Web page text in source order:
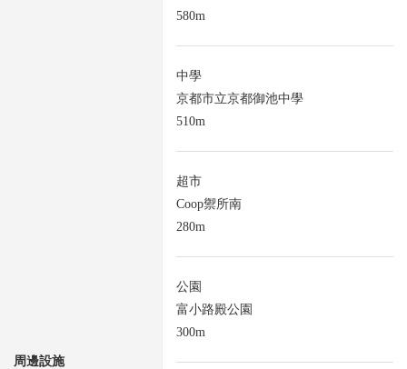
周邊設施
580m
中學
京都市立京都御池中學
510m
超市
Coop禦所南
280m
公園
富小路殿公園
300m